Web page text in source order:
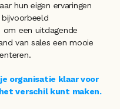
hun eigen ervaringen
om een ​​uitdagende
van sales een mooie
organisatie klaar voor
verschil kunt maken.